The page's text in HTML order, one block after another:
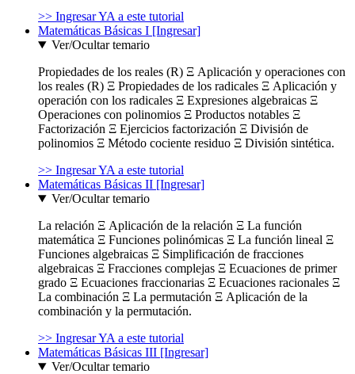
>> Ingresar YA a este tutorial
Matemáticas Básicas I [Ingresar]
Ver/Ocultar temario
Propiedades de los reales (R) Ξ Aplicación y operaciones con
los reales (R) Ξ Propiedades de los radicales Ξ Aplicación y
operación con los radicales Ξ Expresiones algebraicas Ξ
Operaciones con polinomios Ξ Productos notables Ξ
Factorización Ξ Ejercicios factorización Ξ División de
polinomios Ξ Método cociente residuo Ξ División sintética.
>> Ingresar YA a este tutorial
Matemáticas Básicas II [Ingresar]
Ver/Ocultar temario
La relación Ξ Aplicación de la relación Ξ La función
matemática Ξ Funciones polinómicas Ξ La función lineal Ξ
Funciones algebraicas Ξ Simplificación de fracciones
algebraicas Ξ Fracciones complejas Ξ Ecuaciones de primer
grado Ξ Ecuaciones fraccionarias Ξ Ecuaciones racionales Ξ
La combinación Ξ La permutación Ξ Aplicación de la
combinación y la permutación.
>> Ingresar YA a este tutorial
Matemáticas Básicas III [Ingresar]
Ver/Ocultar temario